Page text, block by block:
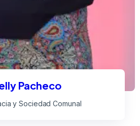
Pacheco
y Sociedad Comunal